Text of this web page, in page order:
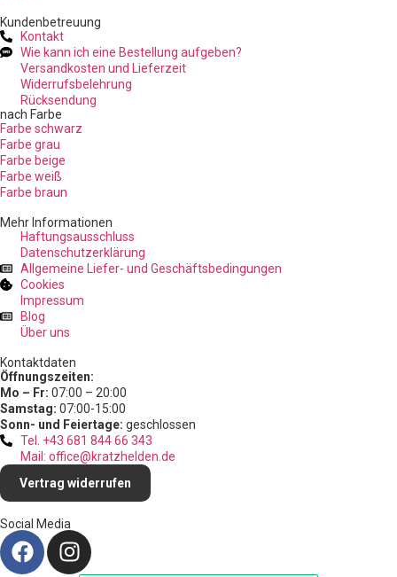
Kundenbetreuung
Kontakt
Wie kann ich eine Bestellung aufgeben?
Versandkosten und Lieferzeit
Widerrufsbelehrung
Rücksendung
nach Farbe
Farbe schwarz
Farbe grau
Farbe beige
Farbe weiß
Farbe braun
Mehr Informationen
Haftungsausschluss
Datenschutzerklärung
Allgemeine Liefer- und Geschäftsbedingungen
Cookies
Impressum
Blog
Über uns
Kontaktdaten
Öffnungszeiten:
Mo – Fr: 07:00 – 20:00
Samstag: 07:00-15:00
Sonn- und Feiertage: geschlossen
Tel. +43 681 844 66 343
Mail: office@kratzhelden.de
Vertrag widerrufen
Social Media